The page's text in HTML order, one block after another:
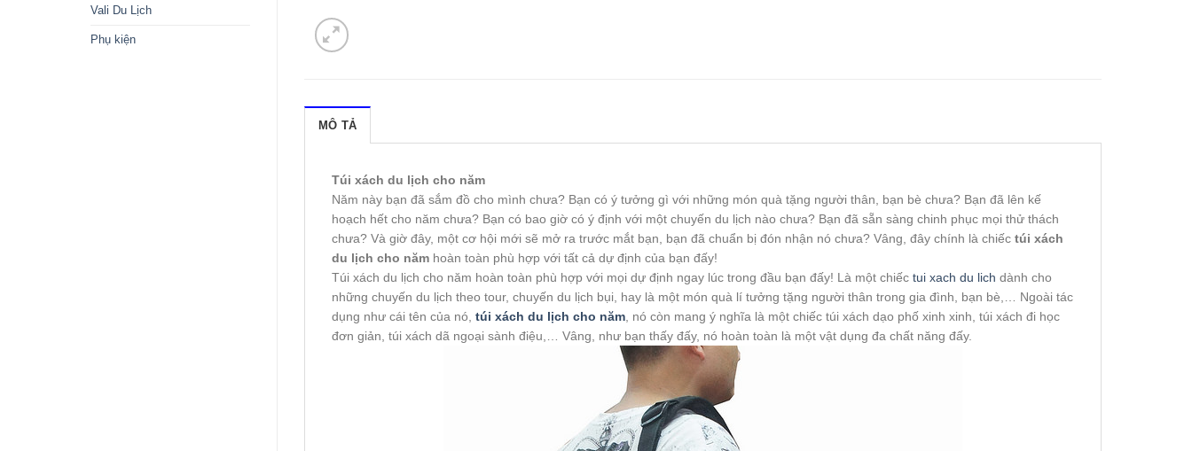
Vali Du Lịch
Phụ kiện
MÔ TẢ
Túi xách du lịch cho năm
Năm này bạn đã sắm đồ cho mình chưa? Bạn có ý tưởng gì với những món quà tặng người thân, bạn bè chưa? Bạn đã lên kế
hoạch hết cho năm chưa? Bạn có bao giờ có ý định với một chuyến du lịch nào chưa? Bạn đã sẵn sàng chinh phục mọi thử thách
chưa? Và giờ đây, một cơ hội mới sẽ mở ra trước mắt bạn, bạn đã chuẩn bị đón nhận nó chưa? Vâng, đây chính là chiếc túi xách
du lịch cho năm hoàn toàn phù hợp với tất cả dự định của bạn đấy!
Túi xách du lịch cho năm hoàn toàn phù hợp với mọi dự định ngay lúc trong đầu bạn đấy! Là một chiếc tui xach du lich dành cho
những chuyến du lịch theo tour, chuyến du lịch bụi, hay là một món quà lí tưởng tặng người thân trong gia đình, bạn bè,… Ngoài tác
dụng như cái tên của nó, túi xách du lịch cho năm , nó còn mang ý nghĩa là một chiếc túi xách dạo phố xinh xinh, túi xách đi học
đơn giản, túi xách dã ngoại sành điệu,… Vâng, như bạn thấy đấy, nó hoàn toàn là một vật dụng đa chất năng đấy.